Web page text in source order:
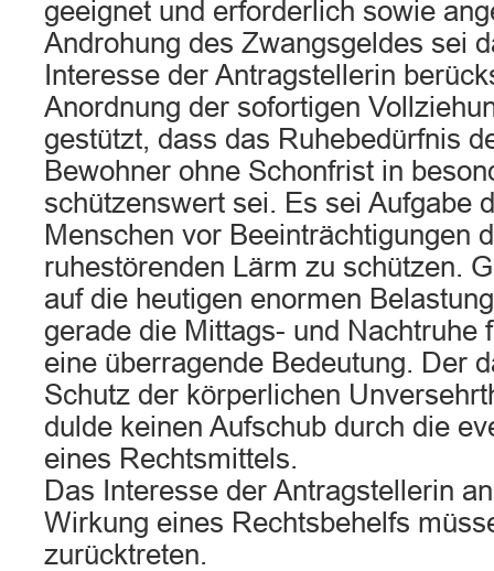
geeignet und erforderlich sowie
Androhung des Zwangsgeldes sei
Interesse der Antragstellerin
Anordnung der sofortigen
gestützt, dass das Ruhebedürfnis
Bewohner ohne Schonfrist in
schützenswert sei. Es sei Aufgabe
Menschen vor Beeinträchtigungen
ruhestörenden Lärm zu schützen.
auf die heutigen enormen
gerade die Mittags- und Nachtruhe
eine überragende Bedeutung. Der
Schutz der körperlichen
dulde keinen Aufschub durch die
eines Rechtsmittels.
Das Interesse der Antragstellerin
Wirkung eines Rechtsbehelfs
zurücktreten.